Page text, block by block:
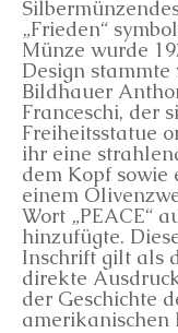
„Frieden“
Münze wurde
Design stammte
Bildhauer
Franceschi, der
Freiheitsstatue
ihr eine
dem Kopf
einem
Wort „PEACE“
hinzufügte.
Inschrift gilt als
direkte
der Geschichte
amerikanischen